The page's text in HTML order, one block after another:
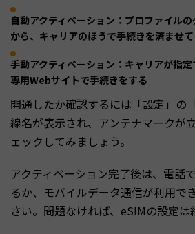
自動アクティベーション：プロファイル
から、キャリアのほうで手続きを済ませ
手動アクティベーション：キャリアが指
専用Webサイトで手続きをする
開通したか確認するには「設定」の
線名が表示され、アンテナマークが
ェックしてみましょう。
アクティベーション完了後は、電話
るか、モバイルデータ通信が利用で
さい。問題なければ、eSIMの設定は